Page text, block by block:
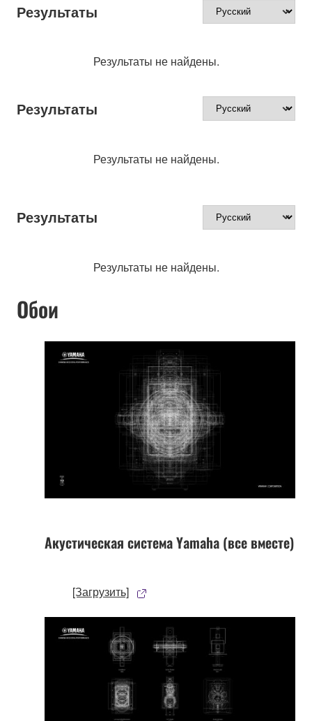
Результаты
Результаты не найдены.
Результаты
Результаты не найдены.
Результаты
Результаты не найдены.
Обои
Акустическая система Yamaha (все вместе)
[Загрузить]